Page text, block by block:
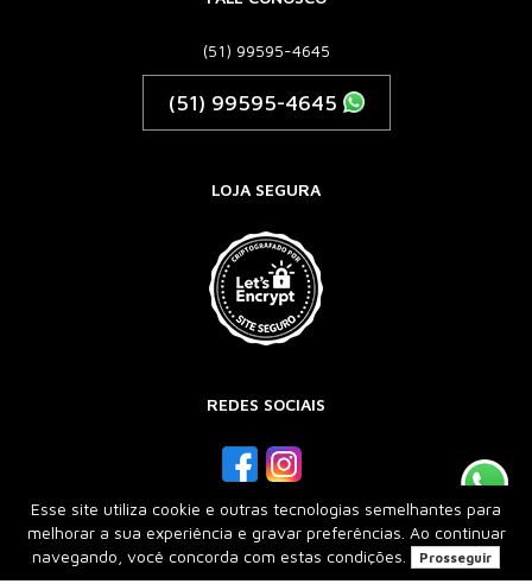
Esse site utiliza cookie e outras tecnologias semelhantes para
melhorar a sua experiência e gravar preferências. Ao continuar
navegando, você concorda com estas condições.
Prosseguir
(51) 99595-4645
(51) 99595-4645
LOJA SEGURA
REDES SOCIAIS
Desenvolvido porLojas VirtuaisBR